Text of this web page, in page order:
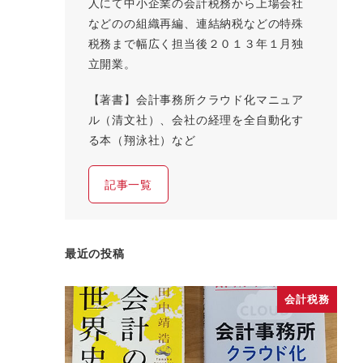
などのの組織再編、連結納税などの特殊
税務まで幅広く担当後２０１３年１月独
立開業。
【著書】会計事務所クラウド化マニュア
ル（清文社）、会社の経理を全自動化す
る本（翔泳社）など
記事一覧
最近の投稿
会計税務